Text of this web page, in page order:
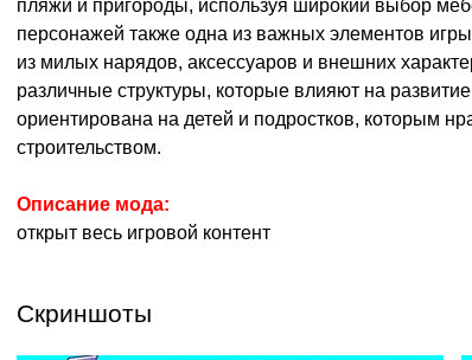
пляжи и пригороды, используя широкий выбор
персонажей также одна из важных элементов
из милых нарядов, аксессуаров и внешних
различные структуры, которые влияют на
ориентирована на детей и подростков, которым
строительством.
Описание мода:
открыт весь игровой контент
Скриншоты